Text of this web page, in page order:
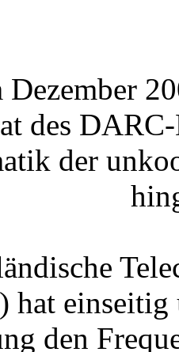
Dezember
des
der
hat einseitig
den